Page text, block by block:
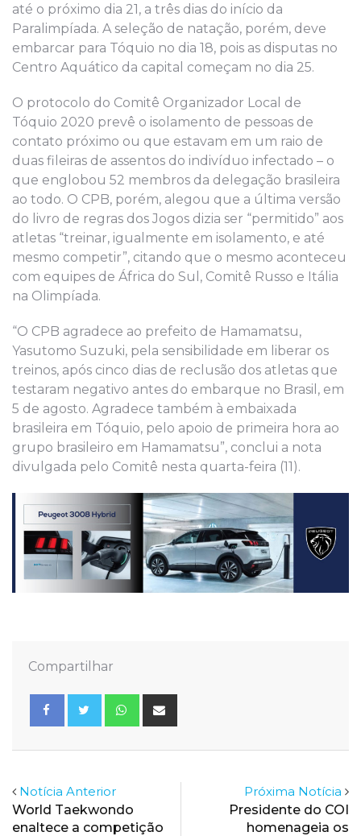
até o próximo dia 21, a três dias do início da
Paralimpíada. A seleção de natação, porém, deve
embarcar para Tóquio no dia 18, pois as disputas no
Centro Aquático da capital começam no dia 25.
O protocolo do Comitê Organizador Local de
Tóquio 2020 prevê o isolamento de pessoas de
contato próximo ou que estavam em um raio de
duas fileiras de assentos do indivíduo infectado – o
que englobou 52 membros da delegação brasileira
ao todo. O CPB, porém, alegou que a última versão
do livro de regras dos Jogos dizia ser “permitido” aos
atletas “treinar, igualmente em isolamento, e até
mesmo competir”, citando que o mesmo aconteceu
com equipes de África do Sul, Comitê Russo e Itália
na Olimpíada.
“O CPB agradece ao prefeito de Hamamatsu,
Yasutomo Suzuki, pela sensibilidade em liberar os
treinos, após cinco dias de reclusão dos atletas que
testaram negativo antes do embarque no Brasil, em
5 de agosto. Agradece também à embaixada
brasileira em Tóquio, pelo apoio de primeira hora ao
grupo brasileiro em Hamamatsu”, conclui a nota
divulgada pelo Comitê nesta quarta-feira (11).
Compartilhar
Whatsapp
Notícia Anterior
World Taekwondo
enaltece a competição
Próxima Notícia
Presidente do COI
homenageia os